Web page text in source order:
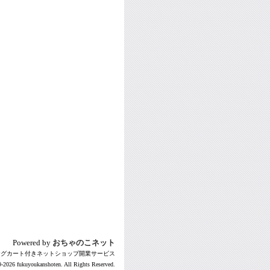
Powered by おちゃのこネット
カート付きネットショップ開業サービス
2026 fukuyoukanshoten. All Rights Reserved.